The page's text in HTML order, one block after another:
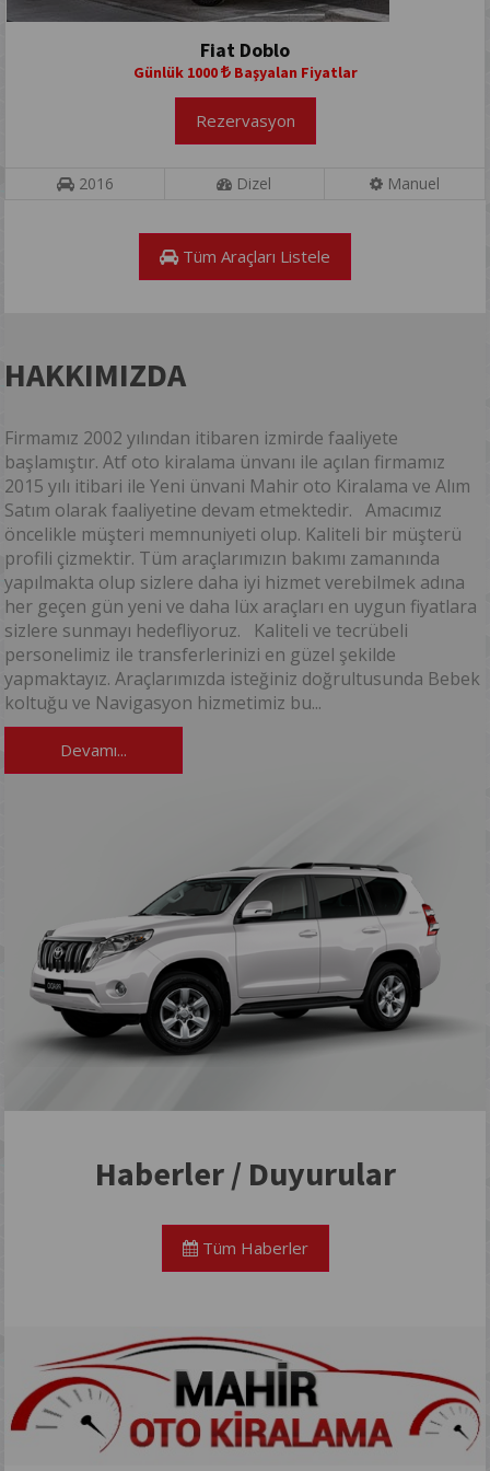
Fiat Doblo
Günlük 1000 Başyalan Fiyatlar
Rezervasyon
2016 Dizel Manuel
Tüm Araçları Listele
HAKKIMIZDA
Firmamız 2002 yılından itibaren izmirde faaliyete
başlamıştır. Atf oto kiralama ünvanı ile açılan firmamız
2015 yılı itibari ile Yeni ünvani Mahir oto Kiralama ve Alım
Satım olarak faaliyetine devam etmektedir. Amacımız
öncelikle müşteri memnuniyeti olup. Kaliteli bir müşterü
profili çizmektir. Tüm araçlarımızın bakımı zamanında
yapılmakta olup sizlere daha iyi hizmet verebilmek adına
her geçen gün yeni ve daha lüx araçları en uygun fiyatlara
sizlere sunmayı hedefliyoruz. Kaliteli ve tecrübeli
personelimiz ile transferlerinizi en güzel şekilde
yapmaktayız. Araçlarımızda isteğiniz doğrultusunda Bebek
koltuğu ve Navigasyon hizmetimiz bu...
Devamı...
Haberler / Duyurular
Tüm Haberler